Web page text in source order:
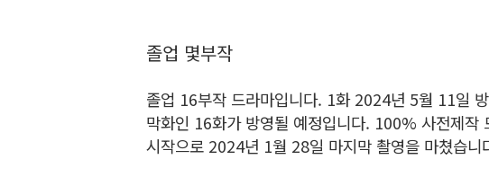
졸업 몇부작
졸업 16부작 드라마입니다. 1화 2024년 5월 11일
막화인 16화가 방영될 예정입니다. 100% 사전제
시작으로 2024년 1월 28일 마지막 촬영을 마쳤습니